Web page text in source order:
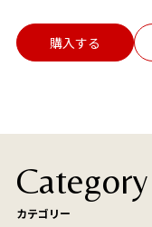
購入する
Category
カテゴリー